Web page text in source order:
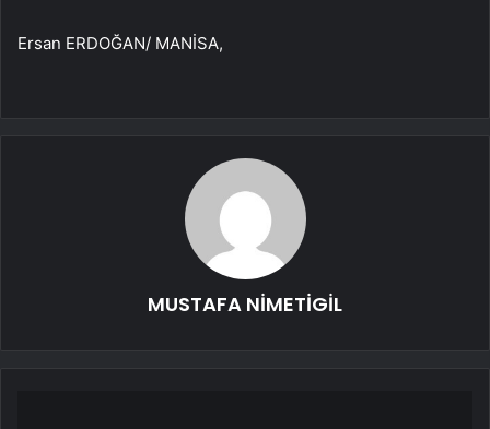
Ersan ERDOĞAN/ MANİSA,
MUSTAFA NİMETİGİL